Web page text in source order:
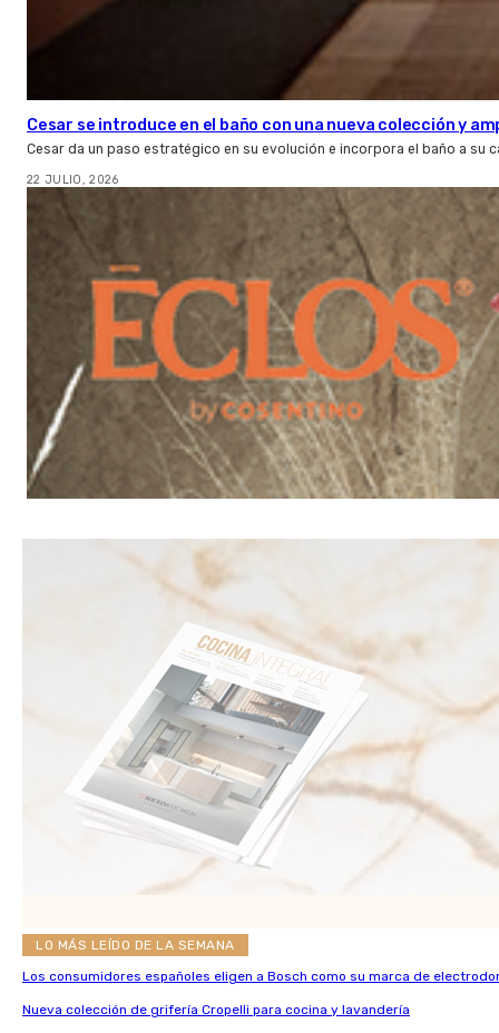
Cesar se introduce en el baño con una nueva colección y
Cesar da un paso estratégico en su evolución e incorpora el baño a su
22 JULIO, 2026
LO MÁS LEÍDO DE LA SEMANA
Los consumidores españoles eligen a Bosch como su marca de
Nueva colección de grifería Cropelli para cocina y lavandería